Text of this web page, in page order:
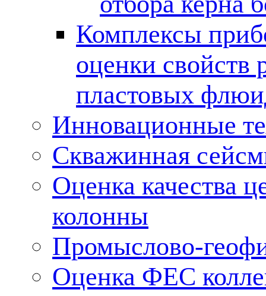
Комплексы
оценки свойств
пластовых
Инновационные
Скважинная
Оценка качества
колонны
Промыслово-
Оценка ФЕС